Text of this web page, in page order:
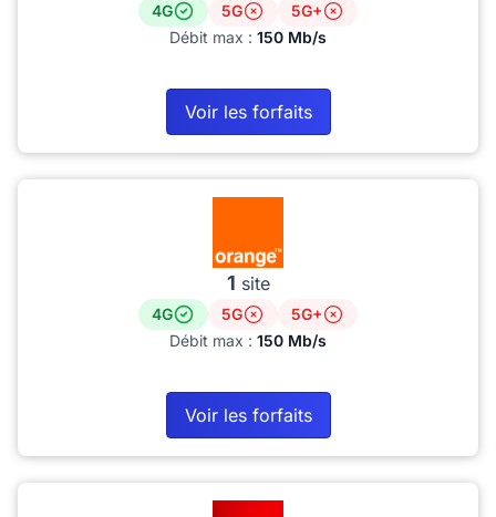
4G 5G
5G+
Débit max : 150 Mb/s
Voir les forfaits
1 site
4G 5G
5G+
Débit max : 150 Mb/s
Voir les forfaits